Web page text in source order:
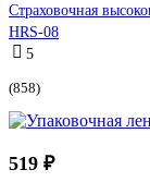
Страховочная
HRS-08
5
(858)
519 ₽